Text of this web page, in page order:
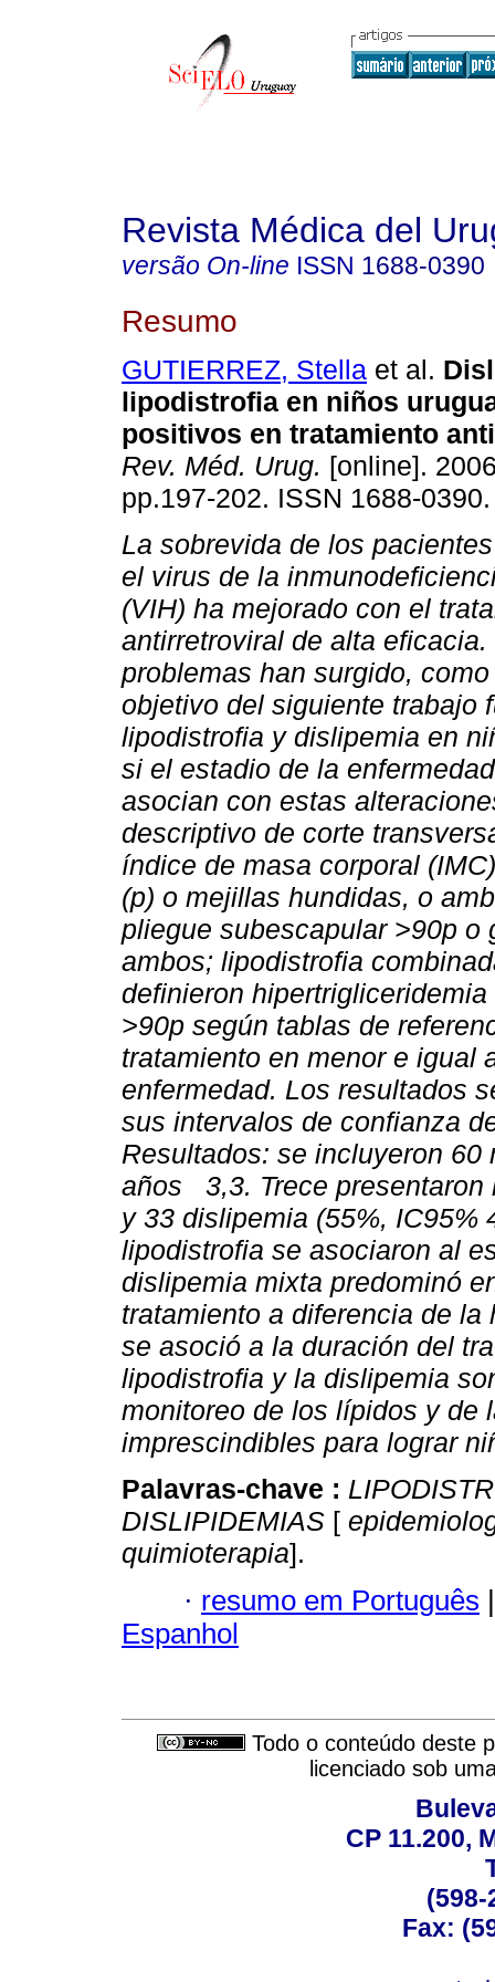
Revista Médica del
versão On-line ISSN 1688-0390
Resumo
GUTIERREZ, Stella et al.
lipodistrofia en niños
positivos en tratamiento
Rev. Méd. Urug. [online].
pp.197-202. ISSN 1688-0390.
La sobrevida de los
el virus de la
(VIH) ha mejorado con el
antirretroviral de alta eficacia.
problemas han surgido,
objetivo del siguiente trabajo
lipodistrofia y dislipemia en
si el estadio de la
asocian con estas
descriptivo de corte
índice de masa corporal
(p) o mejillas hundidas, o
pliegue subescapular >90p o
ambos; lipodistrofia
definieron
>90p según tablas de
tratamiento en menor e igual
enfermedad. Los resultados
sus intervalos de confianza
Resultados: se incluyeron
años 3,3. Trece presentaron
y 33 dislipemia (55%, IC95%
lipodistrofia se asociaron al
dislipemia mixta predominó
tratamiento a diferencia de
se asoció a la duración del
lipodistrofia y la dislipemia
monitoreo de los lípidos y de
imprescindibles para lograr
Palavras-chave :
DISLIPIDEMIAS [
quimioterapia].
· resumo em Português |
Espanhol
Todo o conteúdo deste
licenciado sob
CP 11.200,
(598-
Fax: